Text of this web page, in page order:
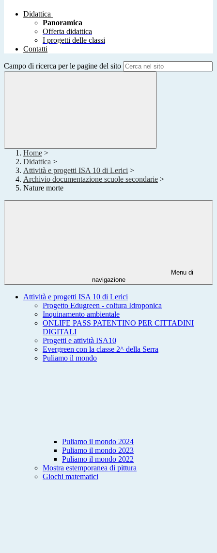
Didattica
Panoramica
Offerta didattica
I progetti delle classi
Contatti
Campo di ricerca per le pagine del sito
Home >
Didattica >
Attività e progetti ISA 10 di Lerici >
Archivio documentazione scuole secondarie >
Nature morte
Menu di
navigazione
Attività e progetti ISA 10 di Lerici
Progetto Edugreen - coltura Idroponica
Inquinamento ambientale
ONLIFE PASS PATENTINO PER CITTADINI
DIGITALI
Progetti e attività ISA10
Evergreen con la classe 2^ della Serra
Puliamo il mondo
Puliamo il mondo 2024
Puliamo il mondo 2023
Puliamo il mondo 2022
Mostra estemporanea di pittura
Giochi matematici